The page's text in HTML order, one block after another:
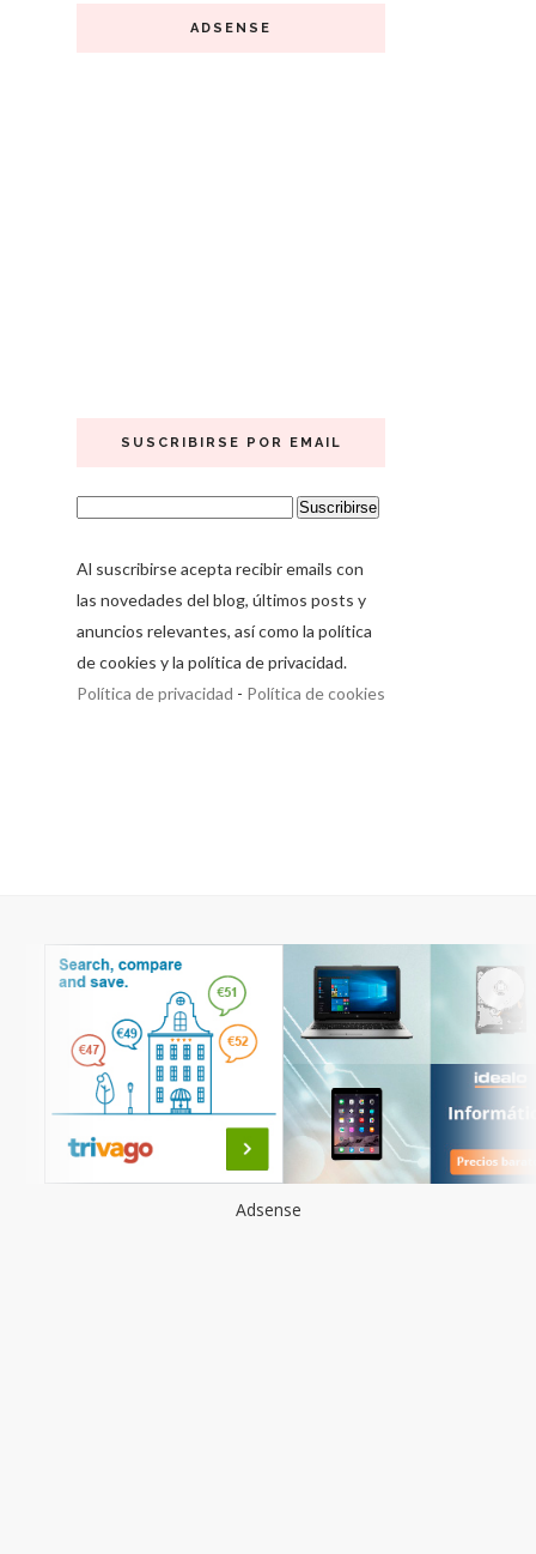
ADSENSE
SUSCRIBIRSE POR EMAIL
Al suscribirse acepta recibir emails con
las novedades del blog, últimos posts y
anuncios relevantes, así como la política
de cookies y la política de privacidad.
Política de privacidad - Política de cookies
Adsense